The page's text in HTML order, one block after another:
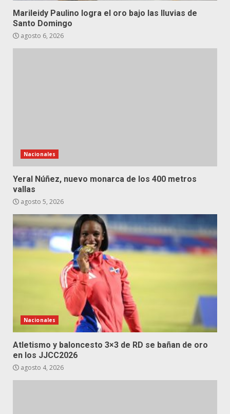
Marileidy Paulino logra el oro bajo las lluvias de
Santo Domingo
agosto 6, 2026
Nacionales
Yeral Núñez, nuevo monarca de los 400 metros
vallas
agosto 5, 2026
Nacionales
Atletismo y baloncesto 3×3 de RD se bañan de oro
en los JJCC2026
agosto 4, 2026